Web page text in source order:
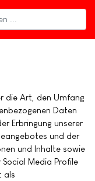
die Art, den Umfang
Daten
Erbringung unserer
und der
und Inhalte sowie
Media Profile
als